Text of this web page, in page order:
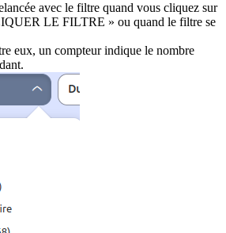
avec le filtre quand vous cliquez sur
LE FILTRE » ou quand le filtre se
eux, un compteur indique le nombre